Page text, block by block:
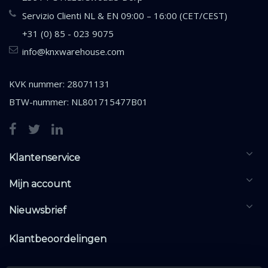
Servizio Clienti NL & EN 09:00 – 16:00 (CET/CEST)
+31 (0) 85 - 023 9075
info@knxwarehouse.com
KVK nummer: 28071131
BTW-nummer: NL801715477B01
Klantenservice
Mijn account
Nieuwsbrief
Klantbeoordelingen